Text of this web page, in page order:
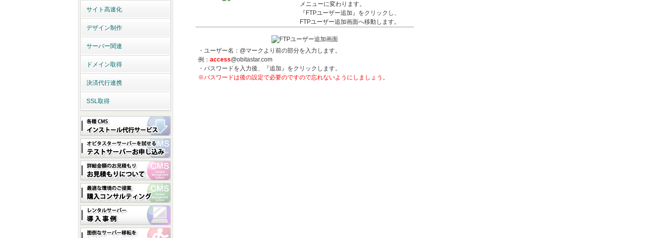
サイト高速化
デザイン制作
サーバー関連
ドメイン取得
決済代行連携
SSL取得
メニューに変わります。
『FTPユーザー追加』をクリックし、
FTPユーザー追加画面へ移動します。
・ユーザー名：@マークより前の部分を入力します。
例： access@obitastar.com
・パスワードを入力後、『追加』をクリックします。
※パスワードは後の設定で必要のですので忘れないようにしましょう。